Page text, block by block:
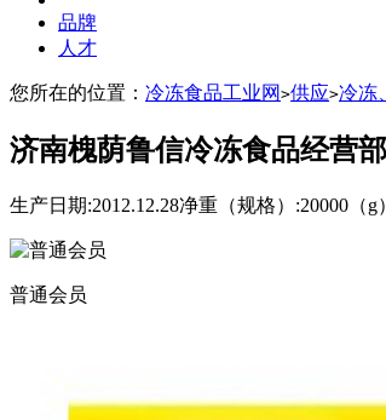
品牌
人才
您所在的位置： 冷冻食品工业网 >供应>冷冻
济南槐荫鲁信冷冻食品经营部
生产日期:2012.12.28净重（规格）:20000
普通会员